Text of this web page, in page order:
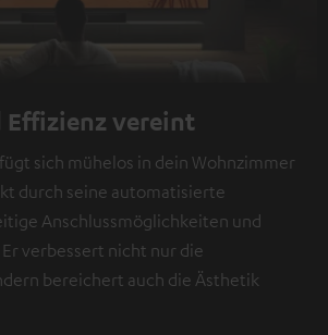
Effizienz vereint
sich mühelos in dein Wohnzimmer
durch seine automatisierte
Anschlussmöglichkeiten und
verbessert nicht nur die
bereichert auch die Ästhetik